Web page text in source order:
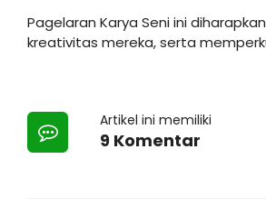
Pagelaran Karya Seni ini
kreativitas mereka, serta
Artikel ini memiliki
9 Komentar